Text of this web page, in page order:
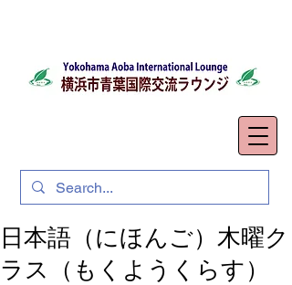
日本語（にほんご）木曜ク
ラス（もくようくらす）